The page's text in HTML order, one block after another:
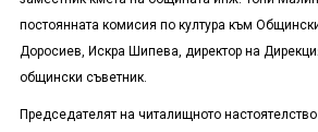
постоянната комисия по култура към
Доросиев, Искра Шипева, директор на
общински съветник.
Председателят на читалищното